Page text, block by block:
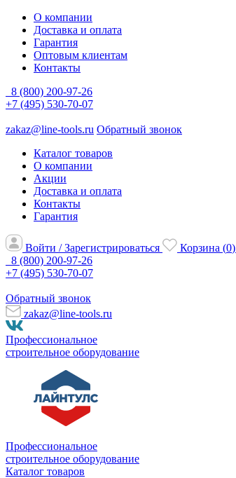
О компании
Доставка и оплата
Гарантия
Оптовым клиентам
Контакты
8 (800) 200-97-26
+7 (495) 530-70-07
zakaz@line-tools.ru Обратный звонок
Каталог товаров
О компании
Акции
Доставка и оплата
Контакты
Гарантия
Войти / Зарегистрироваться Корзина (0)
8 (800) 200-97-26
+7 (495) 530-70-07
Обратный звонок
zakaz@line-tools.ru
Профессиональное
строительное оборудование
Профессиональное
строительное оборудование
Каталог товаров